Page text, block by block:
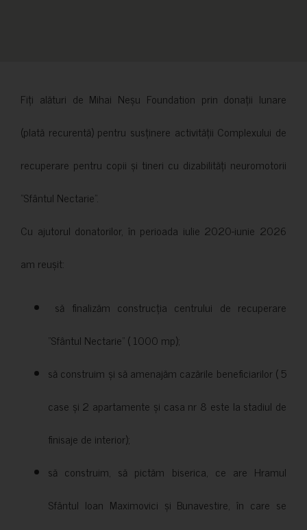
Fiți alături de Mihai Neșu Foundation prin donații lunare
(plată recurentă) pentru susținere activității Complexului de
recuperare pentru copii și tineri cu dizabilități neuromotorii
”Sfântul Nectarie”.
Cu ajutorul donatorilor, în perioada iulie 2020-iunie 2026
am reușit:
să finalizăm construcția centrului de recuperare
”Sfântul Nectarie” ( 1000 mp);
să construim și să amenajăm cazările beneficiarilor ( 5
case și 2 apartamente și casa nr 8 este la stadiul de
finisaje de interior);
să construim, să pictăm biserica, ce are Hramul
Sfântul Ioan Maximovici și Bunavestire, în care se